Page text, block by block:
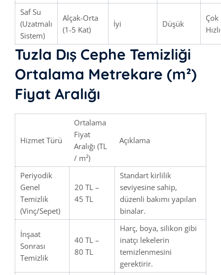
Saf Su
(Uzatmalı
Sistem)
Alçak-Orta
(1-5 Kat)
İyi Düşük
Çok
Hızlı
Tuzla Dış Cephe Temizliği
Ortalama Metrekare (m²)
Fiyat Aralığı
Hizmet Türü
Ortalama
Fiyat
Aralığı (TL
/ m²)
Açıklama
Periyodik
Genel
Temizlik
(Vinç/Sepet)
20 TL –
45 TL
Standart kirlilik
seviyesine sahip,
düzenli bakımı yapılan
binalar.
İnşaat
Sonrası
Temizlik
40 TL –
80 TL
Harç, boya, silikon gibi
inatçı lekelerin
temizlenmesini
gerektirir.